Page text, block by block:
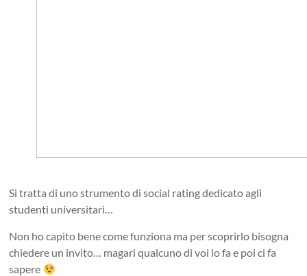
Si tratta di uno strumento di social rating dedicato agli
studenti universitari…
Non ho capito bene come funziona ma per scoprirlo bisogna
chiedere un invito… magari qualcuno di voi lo fa e poi ci fa
sapere